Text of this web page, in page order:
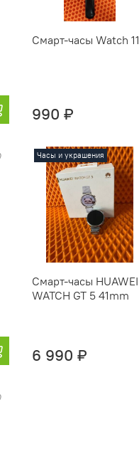
Смарт-часы Watch 11
990 ₽
Часы и украшения
Смарт-часы HUAWEI
WATCH GT 5 41mm
6 990 ₽